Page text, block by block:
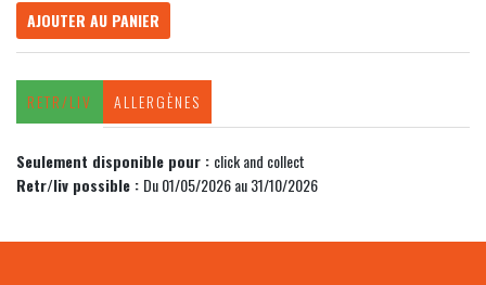
AJOUTER AU PANIER
RETR/LIV ALLERGÈNES
Seulement disponible pour : click and collect
Retr/liv possible : Du 01/05/2026 au 31/10/2026